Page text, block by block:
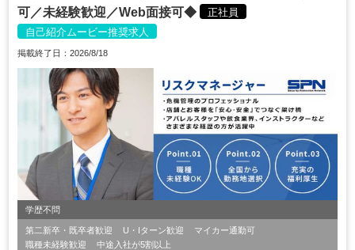
可／未経験歓迎／Web面接可◆
正社員
自己紹介ムービー推奨求人
掲載終了日：2026/8/18
学歴不問
第二新卒・既卒者歓迎 U・Iターン歓迎
マイカー通勤可
職種未経験歓迎
中途入社が5割以上